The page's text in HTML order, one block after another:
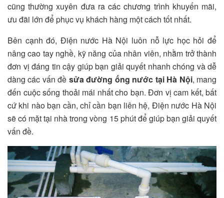
cũng thường xuyên đưa ra các chương trình khuyến mãi,
ưu đãi lớn để phục vụ khách hàng một cách tốt nhất.
Bên cạnh đó, Điện nước Hà Nội luôn nỗ lực học hỏi để
nâng cao tay nghề, kỹ năng của nhân viên, nhằm trở thành
đơn vị đáng tin cậy giúp bạn giải quyết nhanh chóng và dễ
dàng các vấn đề sửa đường ống nước tại Hà Nội, mang
đến cuộc sống thoải mái nhất cho bạn. Đơn vị cam kết, bất
cứ khi nào bạn cần, chỉ cần bạn liên hệ, Điện nước Hà Nội
sẽ có mặt tại nhà trong vòng 15 phút để giúp bạn giải quyết
vấn đề.